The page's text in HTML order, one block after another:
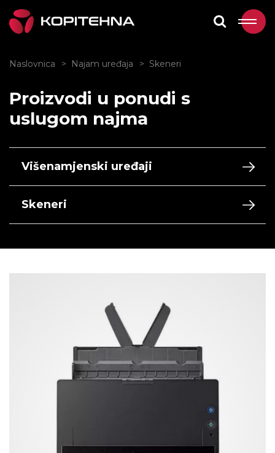
Naslovnica Najam uređaja Skeneri
Proizvodi u ponudi s
uslugom najma
Višenamjenski uređaji
Skeneri